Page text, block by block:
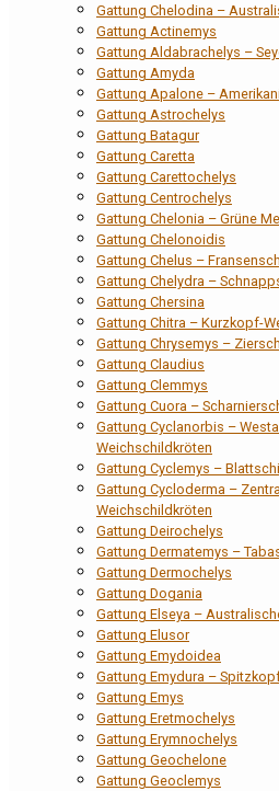
Gattung Chelodina –
Gattung Actinemys
Gattung Aldabrachelys –
Gattung Amyda
Gattung Apalone –
Gattung Astrochelys
Gattung Batagur
Gattung Caretta
Gattung Carettochelys
Gattung Centrochelys
Gattung Chelonia – Grüne
Gattung Chelonoidis
Gattung Chelus –
Gattung Chelydra –
Gattung Chersina
Gattung Chitra – Kurzkopf-
Gattung Chrysemys –
Gattung Claudius
Gattung Clemmys
Gattung Cuora –
Gattung Cyclanorbis –
Weichschildkröten
Gattung Cyclemys –
Gattung Cycloderma –
Weichschildkröten
Gattung Deirochelys
Gattung Dermatemys –
Gattung Dermochelys
Gattung Dogania
Gattung Elseya –
Gattung Elusor
Gattung Emydoidea
Gattung Emydura –
Gattung Emys
Gattung Eretmochelys
Gattung Erymnochelys
Gattung Geochelone
Gattung Geoclemys